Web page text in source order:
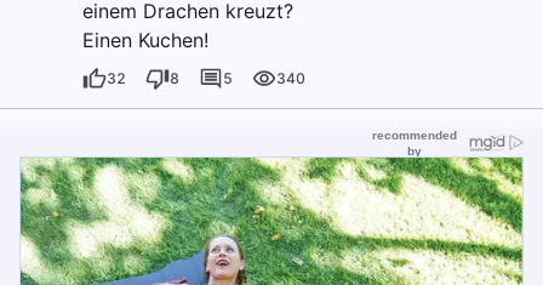
einem Drachen kreuzt?
Einen Kuchen!
32 8 5 340